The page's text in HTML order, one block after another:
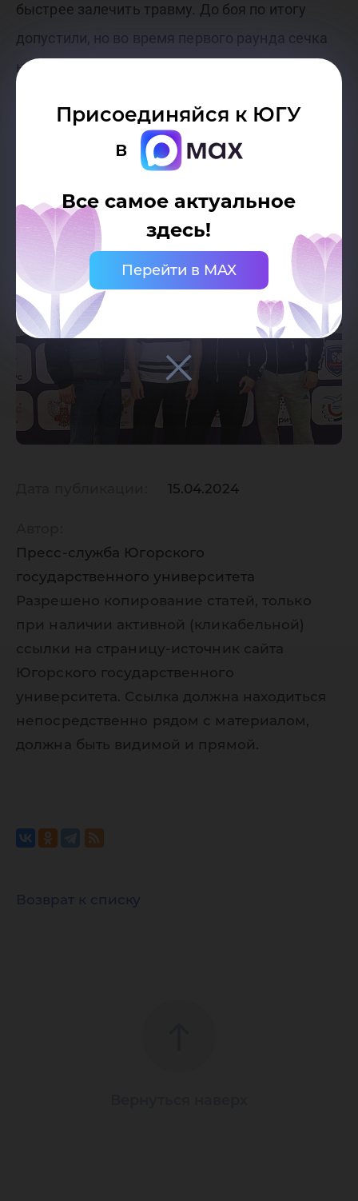
Присоединяйся к ЮГУ
в
Все самое актуальное
здесь!
Перейти в MAX
быстрее залечить травму. До боя по итогу
допустили, но во время первого раунда сечка
начала кровоточить и врач меня отстранил.
дальше выступать на различных
соревнованиях».
15.04.2024
Пресс-служба Югорского
государственного университета
Разрешено копирование статей, только
при наличии активной (кликабельной)
ссылки на страницу-источник сайта
Югорского государственного
университета. Ссылка должна находиться
непосредственно рядом с материалом,
должна быть видимой и прямой.
Возврат к списку